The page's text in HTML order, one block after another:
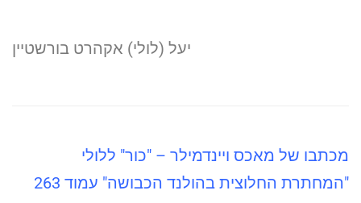
יעל (לולי) אקהרט בורשטיין
מכתבו של מאכס ויינדמילר – "כור" ללולי
"המחתרת החלוצית בהולנד הכבושה" עמוד 263